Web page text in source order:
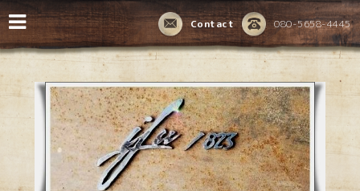
080-5658-4445
Contact